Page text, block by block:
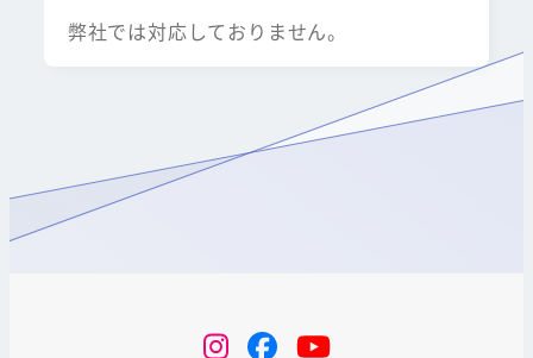
弊社では対応しておりません。
instagram
FacebookYouTube